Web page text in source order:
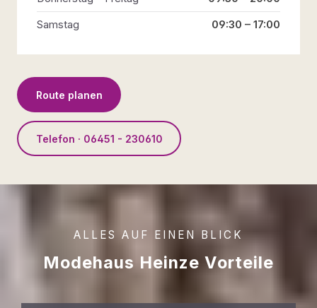
Samstag
09:30 – 17:00
Route planen
Telefon · 06451 - 230610
ALLES AUF EINEN BLICK
Modehaus Heinze Vorteile